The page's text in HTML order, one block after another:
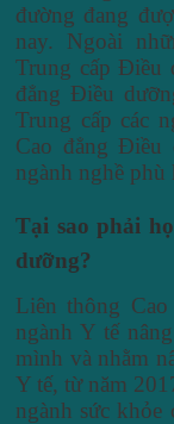
đường đang
nay. Ngoài
Trung cấp Điều
đẳng Điều
Trung cấp các
Cao đẳng Điều
ngành nghề phù
Tại sao phải
dưỡng?
Liên thông
ngành Y tế
mình và nhằm
Y tế, từ năm
ngành sức khỏe